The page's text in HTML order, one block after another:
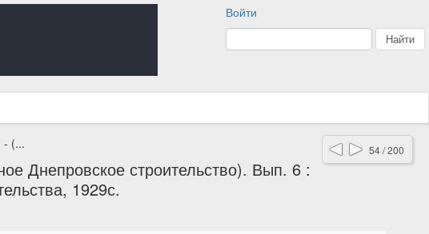
Войти
54 / 200
- (...
Днепровское строительство). Вып. 6 :
1929с.